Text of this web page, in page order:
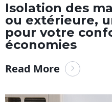
Isolation des
ou extérieure,
pour votre
économies
Read More